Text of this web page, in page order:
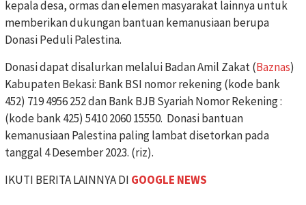
kepala desa, ormas dan elemen masyarakat lainnya untuk
memberikan dukungan bantuan kemanusiaan berupa
Donasi Peduli Palestina.
Donasi dapat disalurkan melalui Badan Amil Zakat (Baznas)
Kabupaten Bekasi: Bank BSI nomor rekening (kode bank
452) 719 4956 252 dan Bank BJB Syariah Nomor Rekening :
(kode bank 425) 5410 2060 15550. Donasi bantuan
kemanusiaan Palestina paling lambat disetorkan pada
tanggal 4 Desember 2023. (riz).
IKUTI BERITA LAINNYA DI GOOGLE NEWS